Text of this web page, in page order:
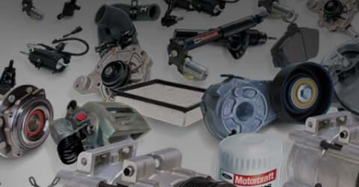
باقة الخدمة
باقة العناية الفائقة
دعم المزامنة
تقنية 4 SYNC